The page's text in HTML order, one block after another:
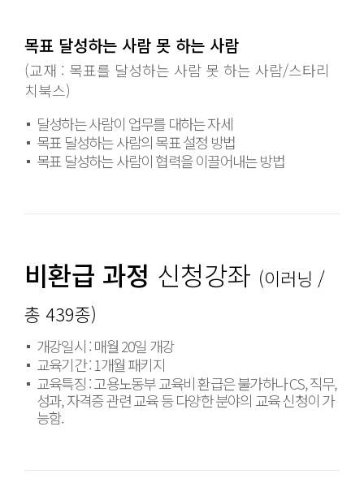
목표 달성하는 사람 못 하는 사람
(교재 : 목표를 달성하는 사람 못 하는 사람/스타리
치북스)
달성하는 사람이 업무를 대하는 자세
목표 달성하는 사람의 목표 설정 방법
목표 달성하는 사람이 협력을 이끌어내는 방법
비환급 과정 신청강좌 (이러닝 /
총 439종)
개강일시 : 매월 20일 개강
교육기간 : 1개월 패키지
교육특징 : 고용노동부 교육비 환급은 불가하나 CS, 직무,
성과, 자격증 관련 교육 등 다양한 분야의 교육 신청이 가
능함.